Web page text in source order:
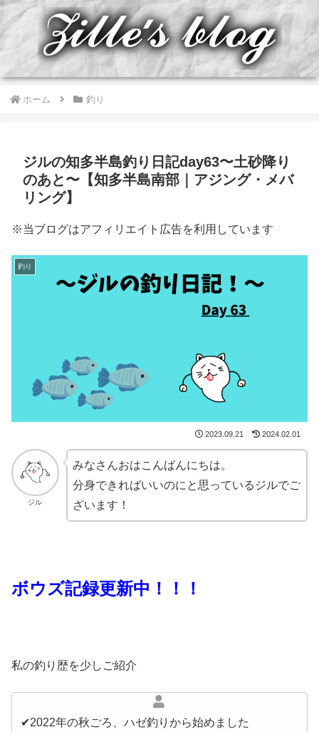
ホーム 釣り
ジルの知多半島釣り日記day63〜土砂降り
のあと〜【知多半島南部｜アジング・メバ
リング】
※当ブログはアフィリエイト広告を利用しています
釣り
2023.09.21 2024.02.01
ジル
みなさんおはこんばんにちは。
分身できればいいのにと思っているジルでご
ざいます！
ボウズ記録更新中！！！
私の釣り歴を少しご紹介
✔︎2022年の秋ごろ、ハゼ釣りから始めました